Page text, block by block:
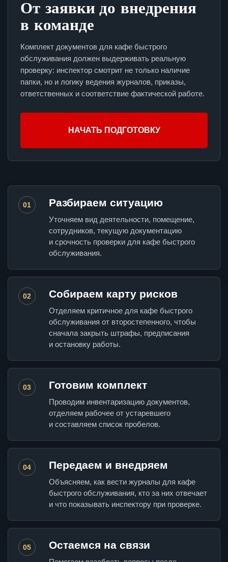
От заявки до внедрения
в команде
Комплект документов для кафе быстрого
обслуживания должен выдерживать реальную
проверку: инспектор смотрит не только наличие
папки, но и логику ведения журналов, приказы,
ответственных и соответствие фактической работе.
НАЧАТЬ ПОДГОТОВКУ
01 Разбираем ситуацию
Уточняем вид деятельности, помещение,
сотрудников, текущую документацию
и срочность проверки для кафе быстрого
обслуживания.
02 Собираем карту рисков
Отделяем критичное для кафе быстрого
обслуживания от второстепенного, чтобы
сначала закрыть штрафы, предписания
и остановку работы.
03 Готовим комплект
Проводим инвентаризацию документов,
отделяем рабочее от устаревшего
и составляем список пробелов.
04 Передаем и внедряем
Объясняем, как вести журналы для кафе
быстрого обслуживания, кто за них отвечает
и что показывать инспектору при проверке.
05 Остаемся на связи